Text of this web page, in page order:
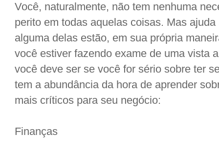
Você, naturalmente, não tem nenhuma
perito em todas aquelas coisas. Mas
alguma delas estão, em sua própria
você estiver fazendo exame de uma vista
você deve ser se você for sério sobre ter
tem a abundância da hora de aprender
mais críticos para seu negócio:
Finanças